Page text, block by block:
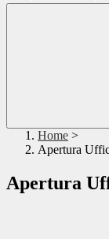
Home >
Apertura
Apertura